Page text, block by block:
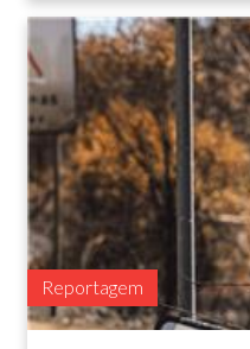
Reportagem